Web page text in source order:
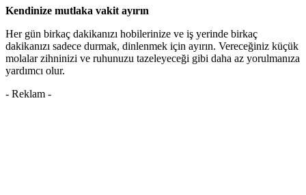
Kendinize mutlaka vakit ayırın
Her gün birkaç dakikanızı hobilerinize ve iş yerinde birkaç
dakikanızı sadece durmak, dinlenmek için ayırın. Vereceğiniz küçük
molalar zihninizi ve ruhunuzu tazeleyeceği gibi daha az yorulmanıza
yardımcı olur.
- Reklam -